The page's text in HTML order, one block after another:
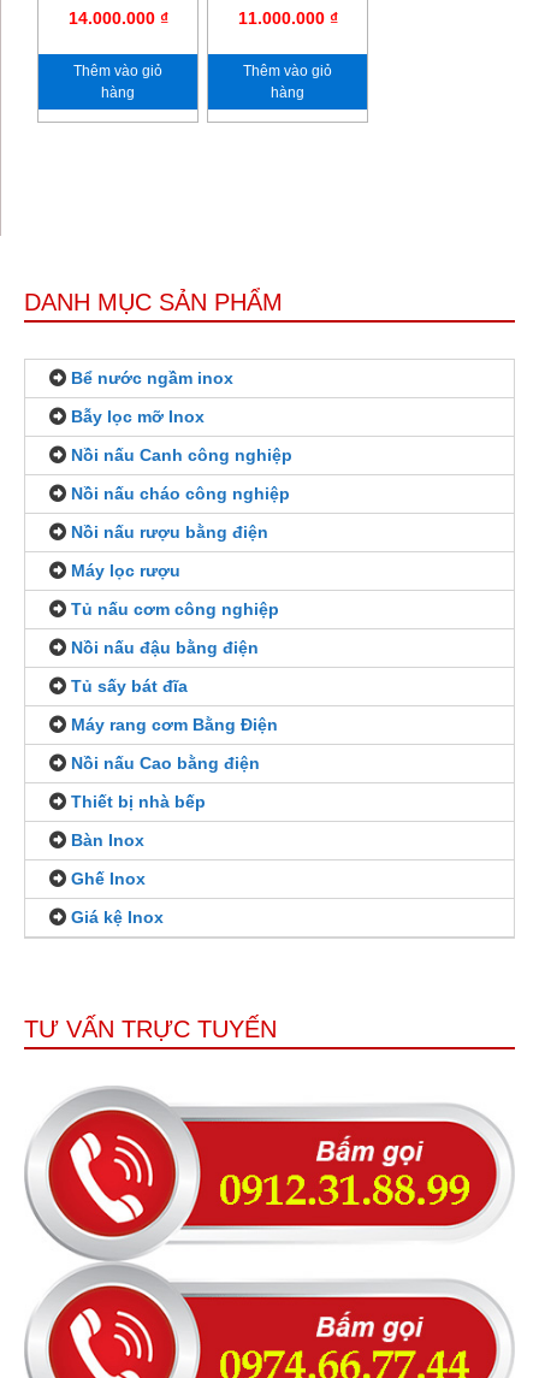
14.000.000 ₫
Thêm vào giỏ
hàng
11.000.000 ₫
Thêm vào giỏ
hàng
DANH MỤC SẢN PHẨM
Bể nước ngầm inox
Bẫy lọc mỡ Inox
Nồi nấu Canh công nghiệp
Nồi nấu cháo công nghiệp
Nồi nấu rượu bằng điện
Máy lọc rượu
Tủ nấu cơm công nghiệp
Nồi nấu đậu bằng điện
Tủ sấy bát đĩa
Máy rang cơm Bằng Điện
Nồi nấu Cao bằng điện
Thiết bị nhà bếp
Bàn Inox
Ghế Inox
Giá kệ Inox
TƯ VẤN TRỰC TUYẾN